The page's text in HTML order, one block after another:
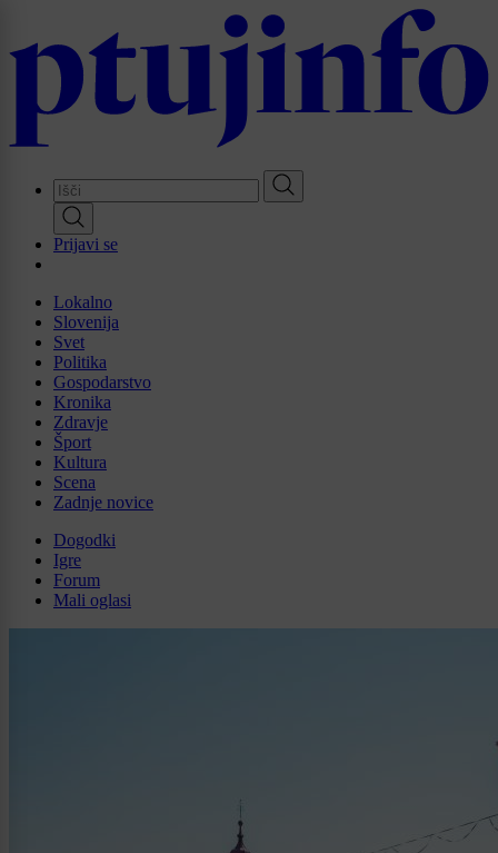
main
Prijavi se
Lokalno
Slovenija
Svet
Politika
Gospodarstvo
Kronika
Zdravje
Šport
Kultura
Scena
Zadnje novice
Dogodki
Igre
Forum
Mali oglasi